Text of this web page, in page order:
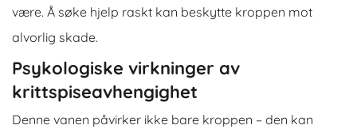
være. Å søke hjelp raskt kan beskytte kroppen mot
alvorlig skade.
Psykologiske virkninger av
krittspiseavhengighet
Denne vanen påvirker ikke bare kroppen – den kan